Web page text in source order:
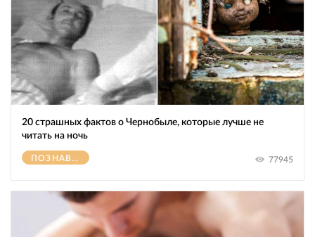
20 страшных фактов о Чернобыле, которые лучше не
читать на ночь
ПОЗНАВАТЕЛЬНОЕ 77945